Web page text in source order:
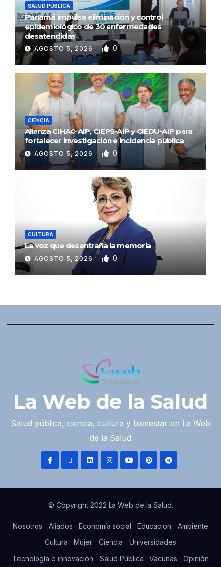
SALUD PÚBLICA
Panamá impulsa eliminación y control
epidemiológico de 30 enfermedades
desatendidas
AGOSTO 5, 2026 0
CIENCIA
Alianza CIHAC-AIP, CIEPS-AIP y CIEDU-AIP para
fortalecer investigación e incidencia pública
AGOSTO 5, 2026 0
CULTURA
La voz que desentraña la memoria
AGOSTO 5, 2026 0
La Web de la Salud
Salud pública, ciencia, cultura y bienestar en La Web
de la Salud
© Copyright 2022 La Web de la Salud.
Nosotros Aliados Economía social Educacion
Ambiente
Cultura
Mujer Ciencia
Universidades
Tecnología e innovación
Salud Pública Vacunas Opinión